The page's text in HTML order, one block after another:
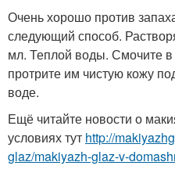
Очень хорошо против
следующий способ.
мл. Теплой воды. Смочите в
протрите им чистую кожу
воде.
Ещё читайте новости о
условиях тут http://
glaz/makiyazh-glaz-v-